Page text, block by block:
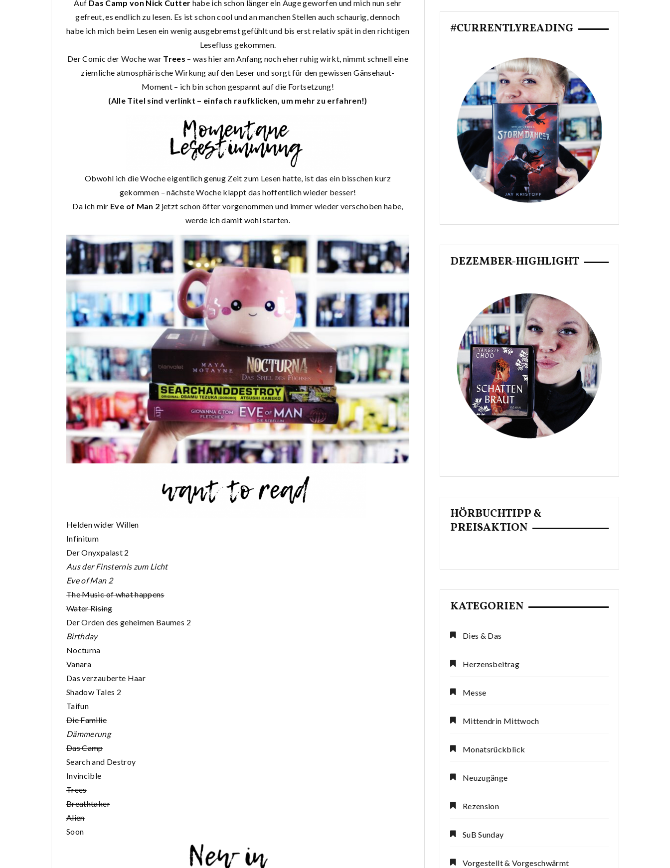
Auf Das Camp von Nick Cutter habe ich schon länger ein Auge geworfen und mich nun sehr
gefreut, es endlich zu lesen. Es ist schon cool und an manchen Stellen auch schaurig, dennoch
habe ich mich beim Lesen ein wenig ausgebremst gefühlt und bis erst relativ spät in den richtigen
Lesefluss gekommen.
Der Comic der Woche war Trees – was hier am Anfang noch eher ruhig wirkt, nimmt schnell eine
ziemliche atmosphärische Wirkung auf den Leser und sorgt für den gewissen Gänsehaut-
Moment – ich bin schon gespannt auf die Fortsetzung!
(Alle Titel sind verlinkt – einfach raufklicken, um mehr zu erfahren!)
Obwohl ich die Woche eigentlich genug Zeit zum Lesen hatte, ist das ein bisschen kurz
gekommen – nächste Woche klappt das hoffentlich wieder besser!
Da ich mir Eve of Man 2 jetzt schon öfter vorgenommen und immer wieder verschoben habe,
werde ich damit wohl starten.
Helden wider Willen
Infinitum
Der Onyxpalast 2
Aus der Finsternis zum Licht
Eve of Man 2
The Music of what happens
Water Rising
Der Orden des geheimen Baumes 2
Birthday
Nocturna
Vanara
Das verzauberte Haar
Shadow Tales 2
Taifun
Die Familie
Dämmerung
Das Camp
Search and Destroy
Invincible
Trees
Breathtaker
Alien
Soon
#CURRENTLYREADING
DEZEMBER-HIGHLIGHT
HÖRBUCHTIPP &
PREISAKTION
KATEGORIEN
Dies & Das
Herzensbeitrag
Messe
Mittendrin Mittwoch
Monatsrückblick
Neuzugänge
Rezension
SuB Sunday
Vorgestellt & Vorgeschwärmt